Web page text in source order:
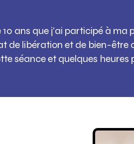
ans que j'ai participé à ma
de libération et de bien-
séance et quelques